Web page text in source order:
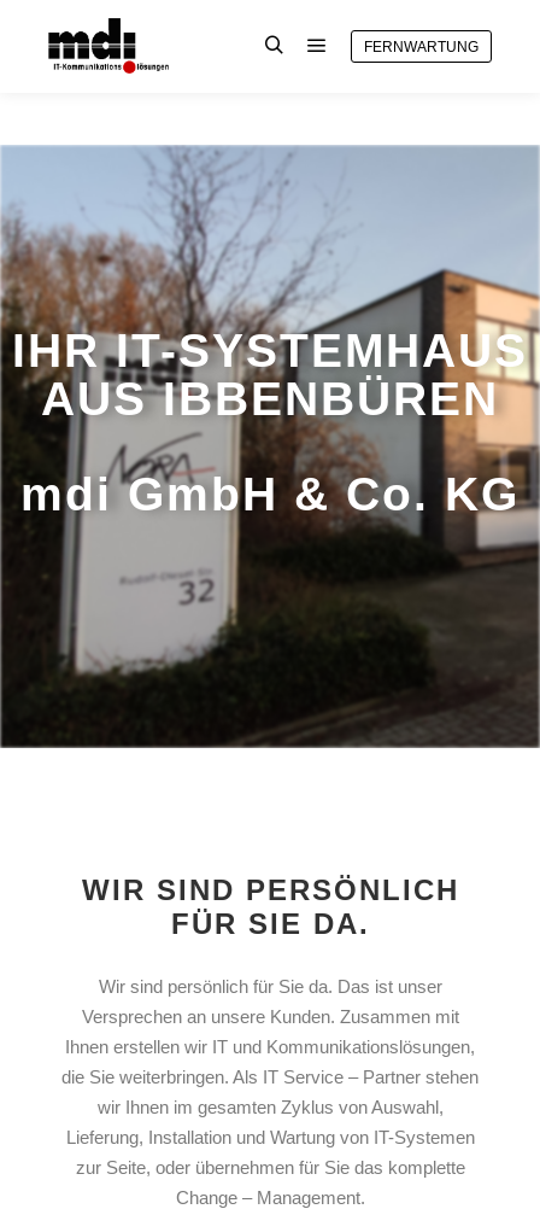
FERNWARTUNG
IHR IT-SYSTEMHAUS
AUS IBBENBÜREN
mdi GmbH & Co. KG
WIR SIND PERSÖNLICH
FÜR SIE DA.
Wir sind persönlich für Sie da. Das ist unser
Versprechen an unsere Kunden. Zusammen mit
Ihnen erstellen wir IT und Kommunikationslösungen,
die Sie weiterbringen. Als IT Service – Partner stehen
wir Ihnen im gesamten Zyklus von Auswahl,
Lieferung, Installation und Wartung von IT-Systemen
zur Seite, oder übernehmen für Sie das komplette
Change – Management.